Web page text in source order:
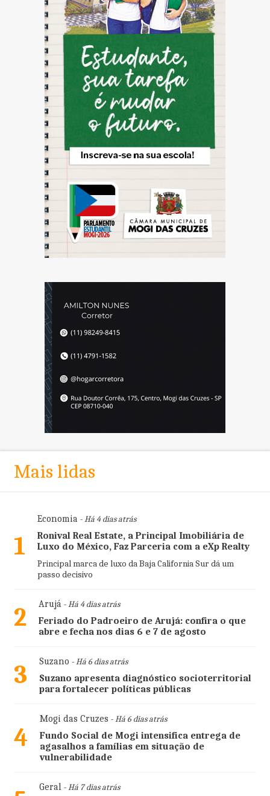
Mais lidas
1
Economia- Há 4 dias atrás
Ronival Real Estate, a Principal Imobiliária de
Luxo do México, Faz Parceria com a eXp Realty
Principal marca de luxo da Baja California Sur dá um
passo decisivo
2 Arujá- Há 4 dias atrás
Feriado do Padroeiro de Arujá: confira o que
abre e fecha nos dias 6 e 7 de agosto
3 Suzano - Há 6 dias atrás
Suzano apresenta diagnóstico socioterritorial
para fortalecer políticas públicas
4
Mogi das Cruzes - Há 6 dias atrás
Fundo Social de Mogi intensifica entrega de
agasalhos a famílias em situação de
vulnerabilidade
Geral- Há 7 dias atrás